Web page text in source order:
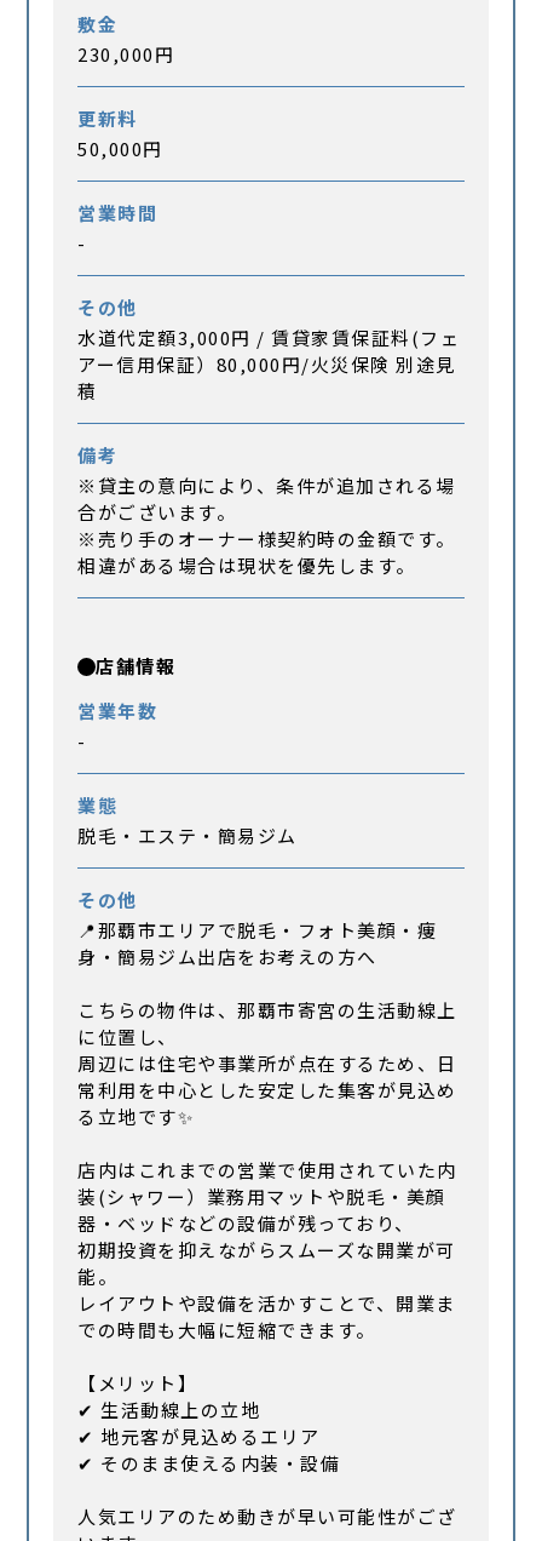
敷金
230,000円
更新料
50,000円
営業時間
-
その他
水道代定額3,000円 / 賃貸家賃保証料(フェ
アー信用保証）80,000円/火災保険 別途見
積
備考
※貸主の意向により、条件が追加される場
合がございます。
※売り手のオーナー様契約時の金額です。
相違がある場合は現状を優先します。
店舗情報
営業年数
-
業態
脱毛・エステ・簡易ジム
その他
📍那覇市エリアで脱毛・フォト美顔・痩
身・簡易ジム出店をお考えの方へ
こちらの物件は、那覇市寄宮の生活動線上
に位置し、
周辺には住宅や事業所が点在するため、日
常利用を中心とした安定した集客が見込め
る立地です✨
店内はこれまでの営業で使用されていた内
装(シャワー）業務用マットや脱毛・美顔
器・ベッドなどの設備が残っており、
初期投資を抑えながらスムーズな開業が可
能。
レイアウトや設備を活かすことで、開業ま
での時間も大幅に短縮できます。
【メリット】
✔ 生活動線上の立地
✔ 地元客が見込めるエリア
✔ そのまま使える内装・設備
人気エリアのため動きが早い可能性がござ